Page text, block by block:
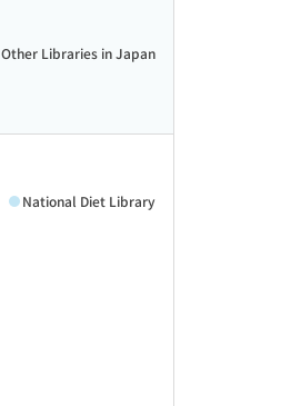
Other Libraries in Japan
National Diet Library